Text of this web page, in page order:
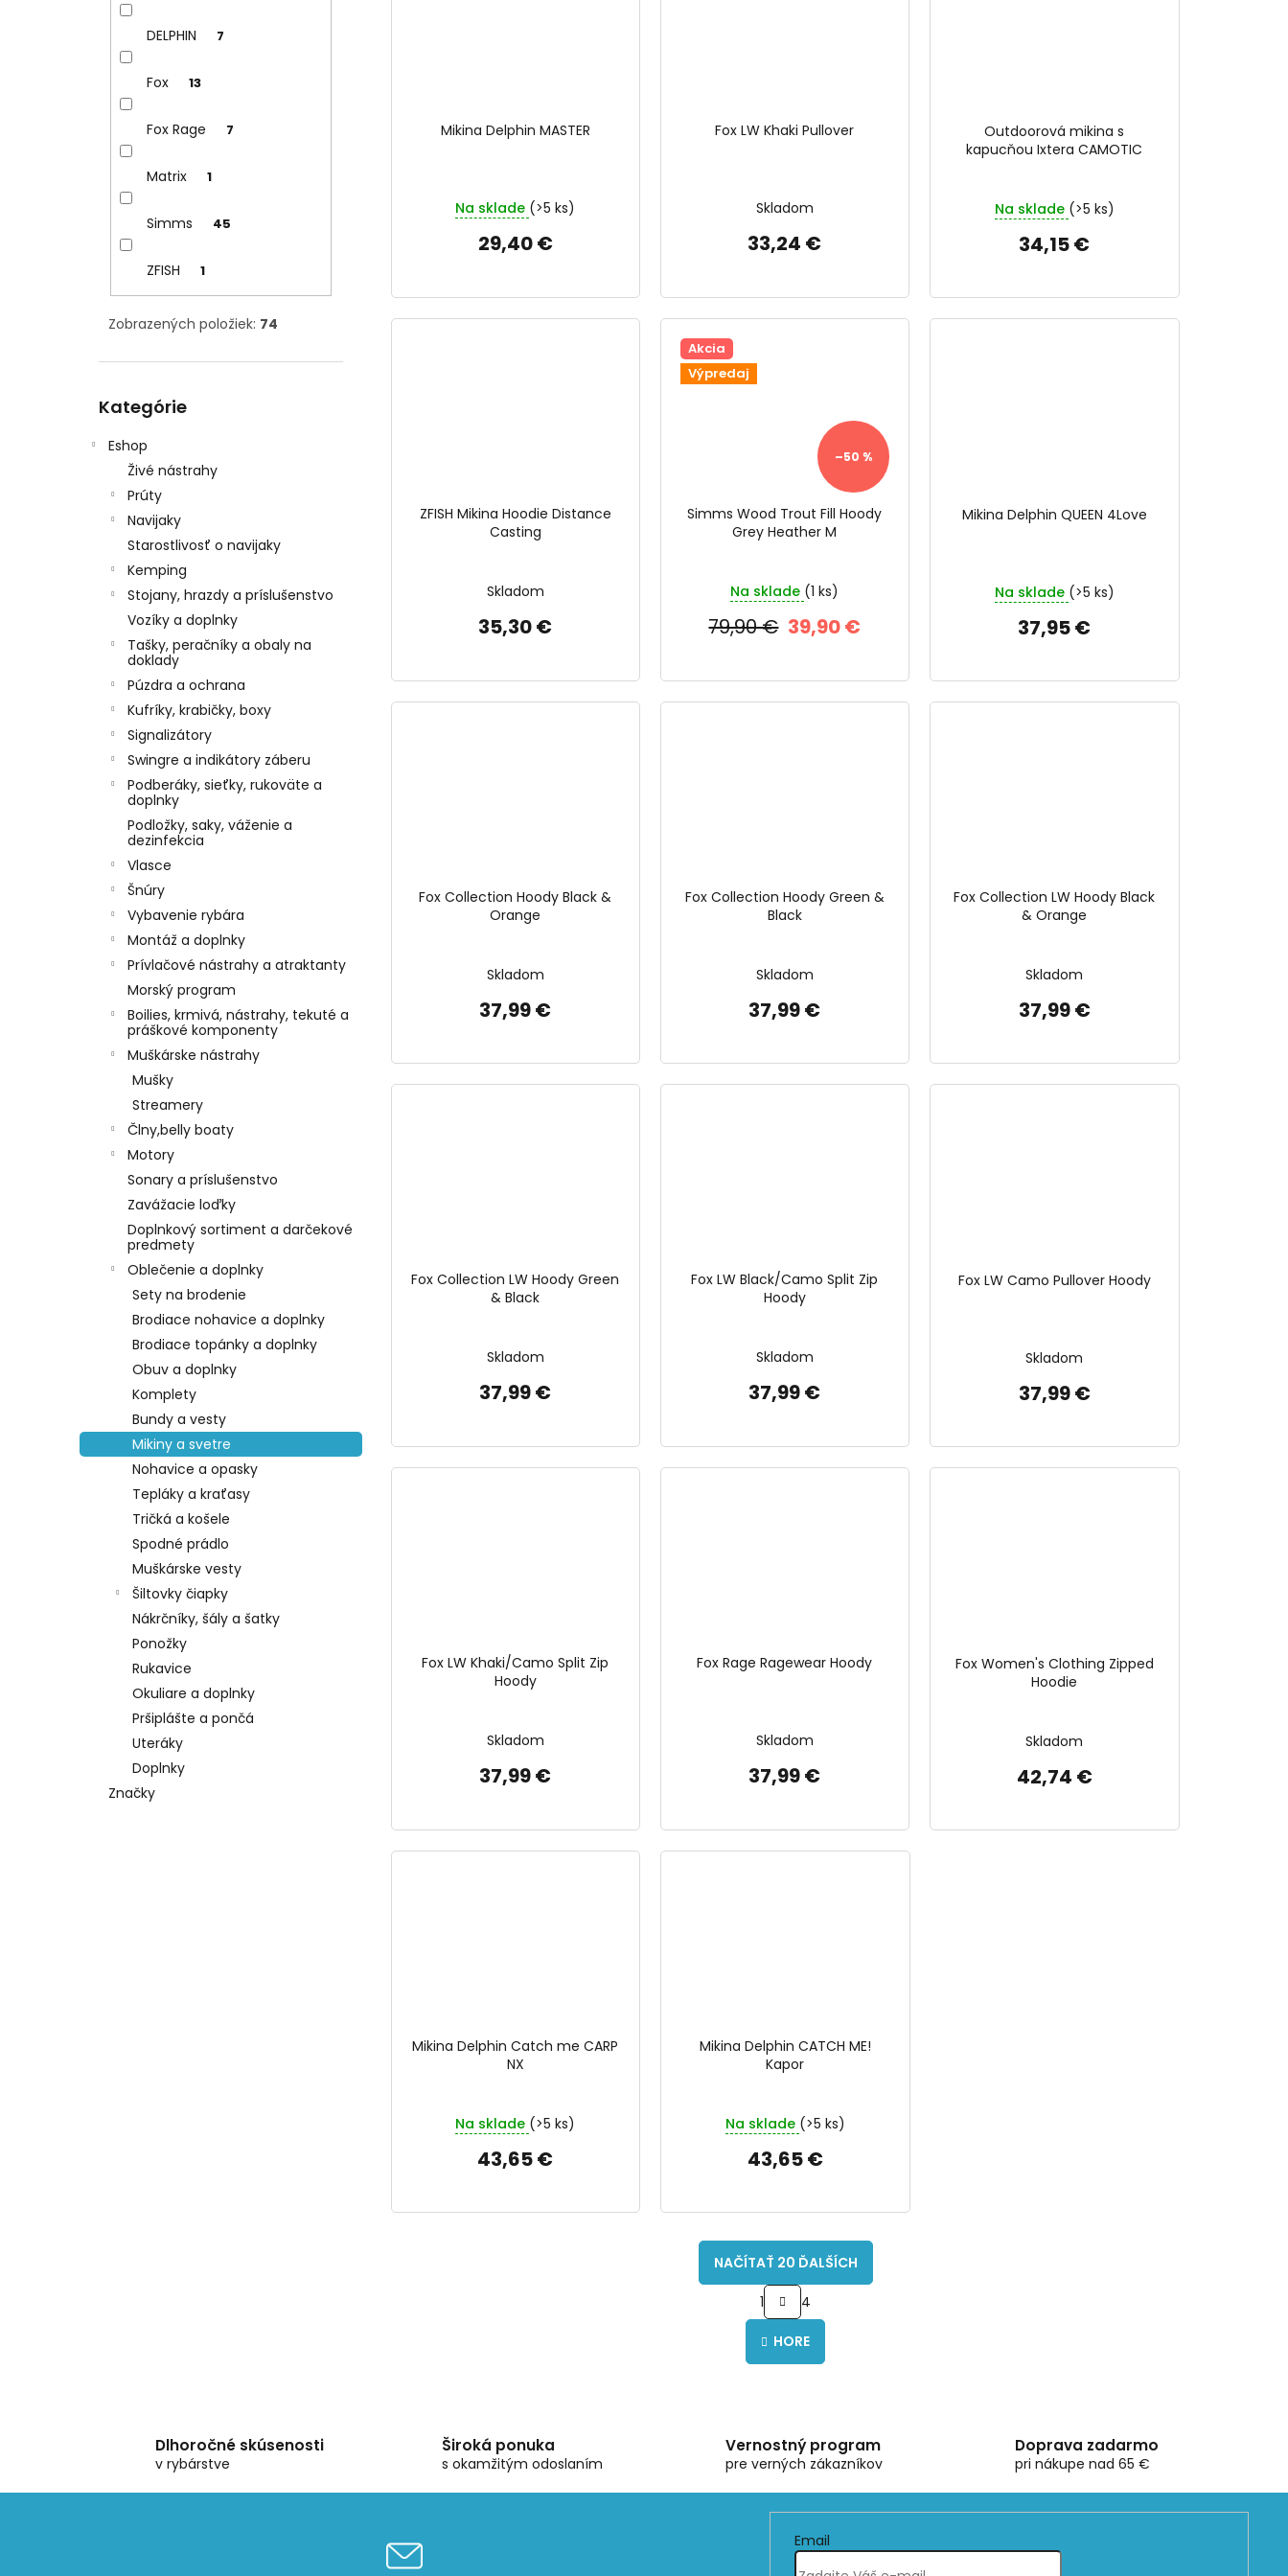
DELPHIN 7
Fox 13
Fox Rage 7
Matrix 1
Simms 45
ZFISH 1
Zobrazených položiek: 74
kategórie
Kategórie
Eshop
Živé nástrahy
Prúty
Navijaky
Starostlivosť o navijaky
Kemping
Stojany, hrazdy a príslušenstvo
Vozíky a doplnky
Tašky, peračníky a obaly na
doklady
Púzdra a ochrana
Kufríky, krabičky, boxy
Signalizátory
Swingre a indikátory záberu
Podberáky, sieťky, rukoväte a
doplnky
Podložky, saky, váženie a
dezinfekcia
Vlasce
Šnúry
Vybavenie rybára
Montáž a doplnky
Prívlačové nástrahy a atraktanty
Morský program
Boilies, krmivá, nástrahy, tekuté a
práškové komponenty
Muškárske nástrahy
Mušky
Streamery
Člny,belly boaty
Motory
Sonary a príslušenstvo
Zavážacie loďky
Doplnkový sortiment a darčekové
predmety
Oblečenie a doplnky
Sety na brodenie
Brodiace nohavice a doplnky
Brodiace topánky a doplnky
Obuv a doplnky
Komplety
Bundy a vesty
Mikiny a svetre
Nohavice a opasky
Tepláky a kraťasy
Tričká a košele
Spodné prádlo
Muškárske vesty
Šiltovky čiapky
Nákrčníky, šály a šatky
Ponožky
Rukavice
Okuliare a doplnky
Pršiplášte a pončá
Uteráky
Doplnky
Značky
Mikina Delphin MASTER
Na sklade (>5 ks)
29,40 €
Fox LW Khaki Pullover
Skladom
33,24 €
Outdoorová mikina s
kapucňou Ixtera CAMOTIC
Na sklade (>5 ks)
34,15 €
ZFISH Mikina Hoodie Distance
Casting
Skladom
35,30 €
Akcia
Výpredaj
–50 %
Simms Wood Trout Fill Hoody
Grey Heather M
Na sklade (1 ks)
39,90 €
79,90 €
Mikina Delphin QUEEN 4Love
Na sklade (>5 ks)
37,95 €
Fox Collection Hoody Black &
Orange
Skladom
37,99 €
Fox Collection Hoody Green &
Black
Skladom
37,99 €
Fox Collection LW Hoody Black
& Orange
Skladom
37,99 €
Fox Collection LW Hoody Green
& Black
Skladom
37,99 €
Fox LW Black/Camo Split Zip
Hoody
Skladom
37,99 €
Fox LW Camo Pullover Hoody
Skladom
37,99 €
Fox LW Khaki/Camo Split Zip
Hoody
Skladom
37,99 €
Fox Rage Ragewear Hoody
Skladom
37,99 €
Fox Women's Clothing Zipped
Hoodie
Skladom
42,74 €
Mikina Delphin Catch me CARP
NX
Na sklade (>5 ks)
43,65 €
Mikina Delphin CATCH ME!
Kapor
Na sklade (>5 ks)
43,65 €
O
l
á
i
e
p
r
v
NAČÍTAŤ 20 ĎALŠÍCH
S
t
r
á
n
i
e
1 4
HORE
Dlhoročné skúsenosti
v rybárstve
Široká ponuka
s okamžitým odoslaním
Vernostný program
pre verných zákazníkov
Doprava zadarmo
pri nákupe nad 65 €
Email